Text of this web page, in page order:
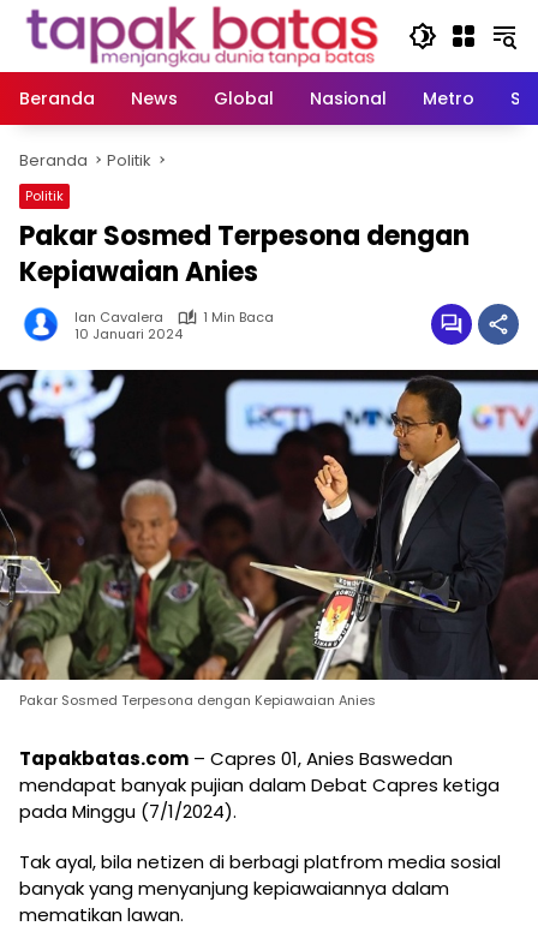
Langsung
Beranda
News Global Nasional Metro
Beranda Politik
Politik
Pakar Sosmed Terpesona dengan
Kepiawaian Anies
Ian Cavalera
1 Min Baca
10 Januari 2024
Pakar Sosmed Terpesona dengan Kepiawaian Anies
Tapakbatas.com – Capres 01, Anies Baswedan
mendapat banyak pujian dalam Debat Capres ketiga
pada Minggu (7/1/2024).
Tak ayal, bila netizen di berbagi platfrom media sosial
banyak yang menyanjung kepiawaiannya dalam
mematikan lawan.